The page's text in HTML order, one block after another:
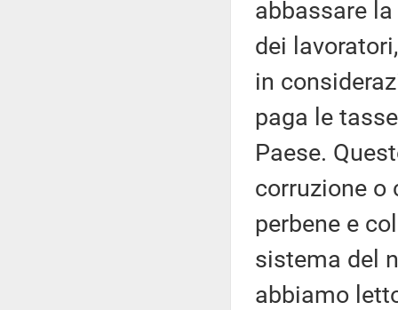
abbassare
dei
in
paga le
Paese.
corruzione o
perbene e
sistema del
abbiamo